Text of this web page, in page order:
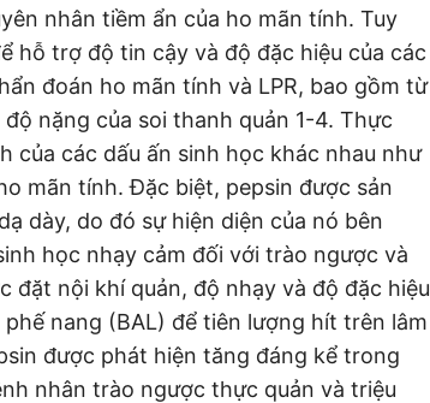
nhân tiềm ẩn của ho mãn tính. Tuy
hỗ trợ độ tin cậy và độ đặc hiệu của các
đoán ho mãn tính và LPR, bao gồm từ
nặng của soi thanh quản 1-4. Thực
của các dấu ấn sinh học khác nhau như
mãn tính. Đặc biệt, pepsin được sản
dày, do đó sự hiện diện của nó bên
học nhạy cảm đối với trào ngược và
đặt nội khí quản, độ nhạy và độ đặc hiệu
nang (BAL) để tiên lượng hít trên lâm
được phát hiện tăng đáng kể trong
nhân trào ngược thực quản và triệu